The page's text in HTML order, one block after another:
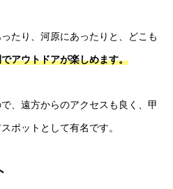
たり、河原にあったりと、どこも
アウトドアが楽しめます。
、遠方からのアクセスも良く、甲
ポットとして有名です。